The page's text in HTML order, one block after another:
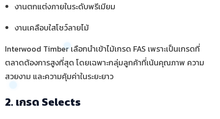
งานตกแต่งภายในระดับพรีเมียม
งานเคลือบใสโชว์ลายไม้
Interwood Timber เลือกนำเข้าไม้เกรด FAS เพราะเป็นเกรดที่
ตลาดต้องการสูงที่สุด โดยเฉพาะกลุ่มลูกค้าที่เน้นคุณภาพ ความ
สวยงาม และความคุ้มค่าในระยะยาว
2. เกรด Selects